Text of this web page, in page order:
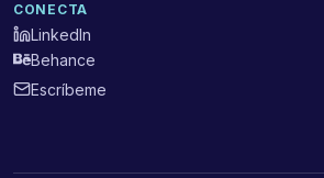
CONECTA
LinkedIn
Behance
Escríbeme